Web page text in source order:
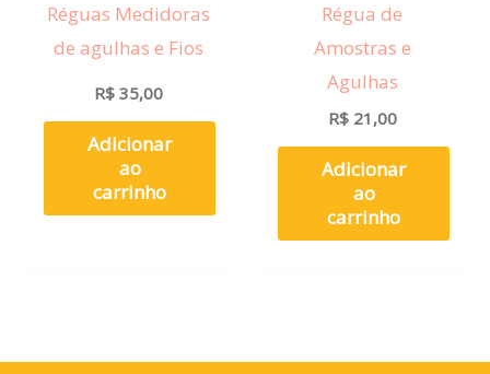
Réguas Medidoras
de agulhas e Fios
R$35,00
Adicionar
ao
carrinho
Régua de
Amostras e
Agulhas
R$21,00
Adicionar
ao
carrinho